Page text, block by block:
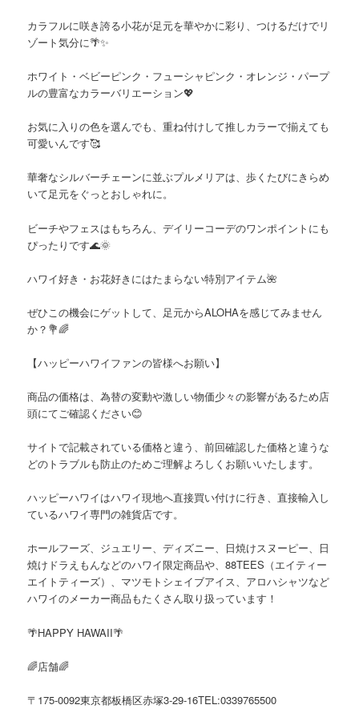
カラフルに咲き誇る小花が足元を華やかに彩り、つけるだけでリ
ゾート気分に🌴✨
ホワイト・ベビーピンク・フューシャピンク・オレンジ・パープ
ルの豊富なカラーバリエーション💖
お気に入りの色を選んでも、重ね付けして推しカラーで揃えても
可愛いんです🥰
華奢なシルバーチェーンに並ぶプルメリアは、歩くたびにきらめ
いて足元をぐっとおしゃれに。
ビーチやフェスはもちろん、デイリーコーデのワンポイントにも
ぴったりです🌊🌞
ハワイ好き・お花好きにはたまらない特別アイテム🌺
ぜひこの機会にゲットして、足元からALOHAを感じてみません
か？💐🌈
【ハッピーハワイファンの皆様へお願い】
商品の価格は、為替の変動や激しい物価少々の影響があるため店
頭にてご確認ください😊
サイトで記載されている価格と違う、前回確認した価格と違うな
どのトラブルも防止のためご理解よろしくお願いいたします。
ハッピーハワイはハワイ現地へ直接買い付けに行き、直接輸入し
ているハワイ専門の雑貨店です。
ホールフーズ、ジュエリー、ディズニー、日焼けスヌーピー、日
焼けドラえもんなどのハワイ限定商品や、88TEES（エイティー
エイトティーズ）、マツモトシェイブアイス、アロハシャツなど
ハワイのメーカー商品もたくさん取り扱っています！
🌴HAPPY HAWAII🌴
🌈店舗🌈
〒175-0092東京都板橋区赤塚3-29-16TEL:0339765500